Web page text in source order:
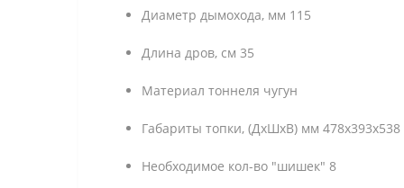
Диаметр дымохода, мм 115
Длина дров, см 35
Материал тоннеля чугун
Габариты топки, (ДхШхВ) мм 478х393х538
Необходимое кол-во "шишек" 8